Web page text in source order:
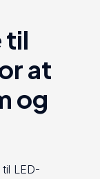
til
at
og
LED-